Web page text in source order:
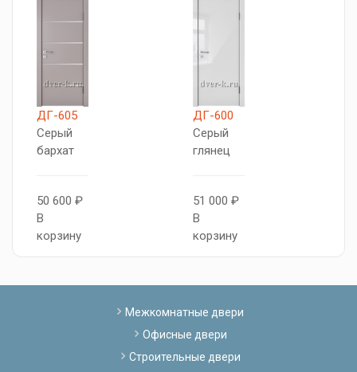
ДГ-605
Серый
бархат
50 600 ₽
В
корзину
ДГ-600
Серый
глянец
51 000 ₽
В
корзину
Межкомнатные двери
Офисные двери
Строительные двери